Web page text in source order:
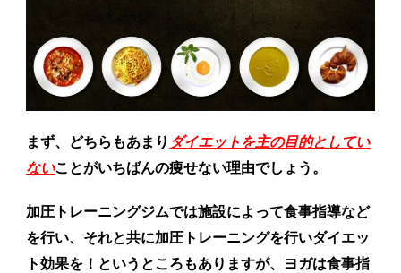
まず、どちらもあまり ダイエットを主の目的としてい
ないことがいちばんの痩せない理由でしょう。
加圧トレーニングジムでは施設によって食事指導など
を行い、それと共に加圧トレーニングを行いダイエッ
ト効果を！というところもありますが、ヨガは食事指